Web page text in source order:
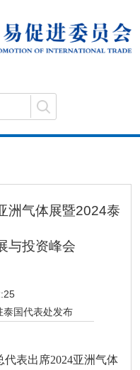
洲气体展暨2024泰
与投资峰会
泰国代表处发布
代表出席2024亚洲气体